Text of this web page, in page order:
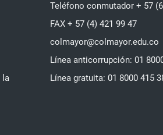
la
Teléfono conmutador + 57
FAX + 57 (4) 421 99 47
colmayor@colmayor.edu.co
Línea anticorrupción: 01
Línea gratuita: 01 8000 415